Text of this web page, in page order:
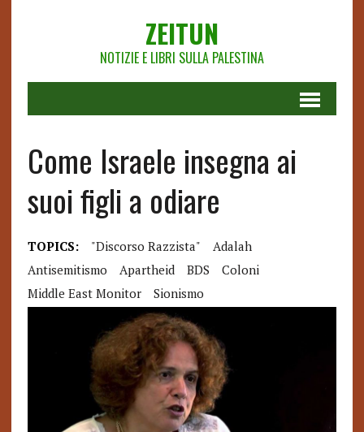
ZEITUN
NOTIZIE E LIBRI SULLA PALESTINA
Come Israele insegna ai
suoi figli a odiare
TOPICS: "discorso Razzista"
Adalah
Antisemitismo
Apartheid BDS
Coloni
Middle East Monitor
Sionismo